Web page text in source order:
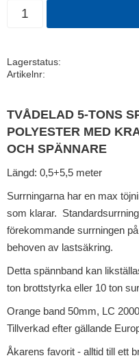
Lagerstatus
Artikelnr
TVÅDELAD 5-TONS
POLYESTER MED
OCH SPÄNNARE
Längd: 0,5+5,5 meter
Surrningarna har en max
som klarar.
förekommande surrningen
behoven av lastsäkring.
Detta spännband kan
ton brottstyrka eller 10 ton
Orange band 50mm, LC
Tillverkad efter gällande
Åkarens favorit - alltid till ett